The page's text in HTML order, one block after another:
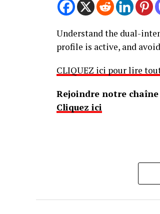
Understand the dual-
profile is active, and
CLIQUEZ ici pour lire
Rejoindre notre
Cliquez ici